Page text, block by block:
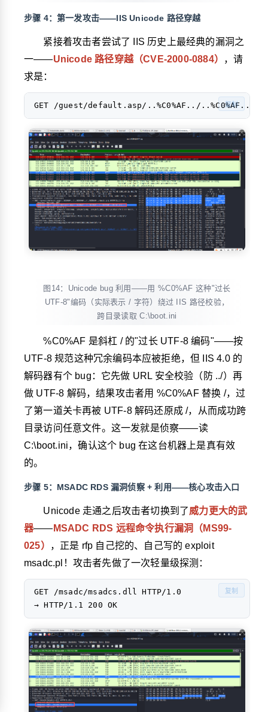
步骤 4：第一发攻击——IIS Unicode 路径穿越
紧接着攻击者尝试了 IIS 历史上最经典的漏洞之
一——Unicode 路径穿越（CVE-2000-0884）
，请
求是：
复制
图14：Unicode bug 利用——用 %C0%AF 这种"过长
UTF-8"编码（实际表示 / 字符）绕过 IIS 路径校验，
跨目录读取 C:\boot.ini
%C0%AF 是斜杠 /的"过长 UTF-8 编码"——按
UTF-8 规范这种冗余编码本应被拒绝，但 IIS 4.0 的
解码器有个 bug：它先做 URL 安全校验（防 ../）再
做 UTF-8 解码，结果攻击者用 %C0%AF替换 /，过
了第一道关卡再被 UTF-8 解码还原成/，从而成功跨
目录访问任意文件。这一发就是侦察——读
C:\boot.ini，确认这个 bug 在这台机器上是真有效
的。
步骤 5：MSADC RDS 漏洞侦察 + 利用——核心攻击入口
Unicode 走通之后攻击者切换到了威力更大的武
器—— MSADC RDS 远程命令执行漏洞（MS99-
025）
，正是 rfp 自己挖的、自己写的 exploit
msadc.pl ！攻击者先做了一次轻量级探测：
GET /msadc/msadcs.dll HTTP/1.0
复制